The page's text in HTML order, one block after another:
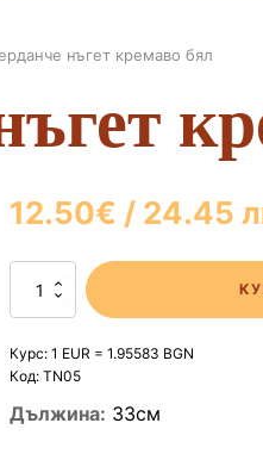
Детски гривни от кехлибар
нъгет кремаво бял
12.50€ / 24.45
количество
герданче
нъгет
бял
Курс: 1 EUR = 1.95583 BGN
Код: TN05
Дължина: 33см